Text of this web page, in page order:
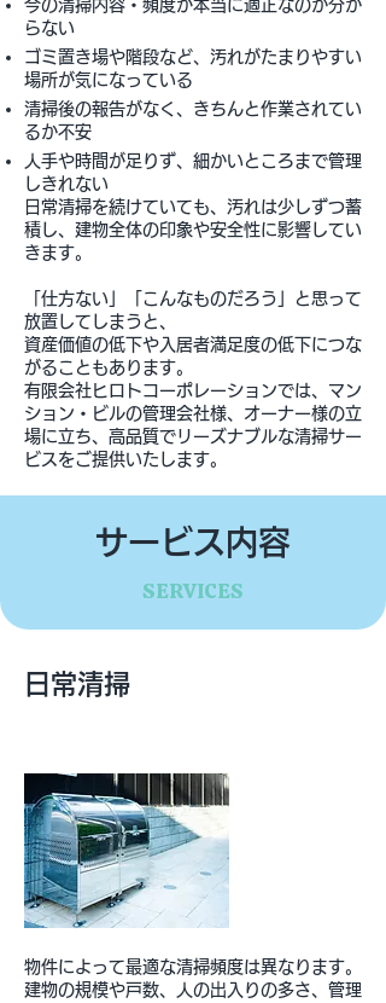
今の清掃内容・頻度が本当に適正なのか分か
らない
ゴミ置き場や階段など、汚れがたまりやすい
場所が気になっている
清掃後の報告がなく、きちんと作業されてい
るか不安
人手や時間が足りず、細かいところまで管理
しきれない
日常清掃を続けていても、汚れは少しずつ蓄
積し、建物全体の印象や安全性に影響してい
きます。
「仕方ない」「こんなものだろう」と思って
放置してしまうと、
資産価値の低下や入居者満足度の低下につな
がることもあります。
有限会社ヒロトコーポレーションでは、マン
ション・ビルの管理会社様、オーナー様の立
場に立ち、高品質でリーズナブルな清掃サー
ビスをご提供いたします。
サービス内容
SERVICES
日常清掃
物件によって最適な清掃頻度は異なります。
建物の規模や戸数、人の出入りの多さ、管理